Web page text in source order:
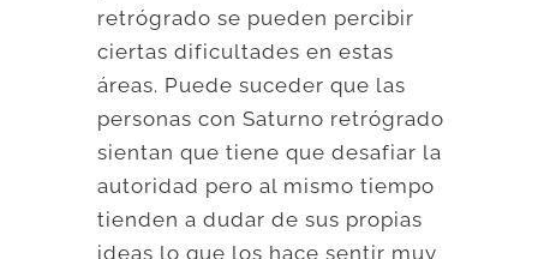
retrógrado se pueden percibir
ciertas dificultades en estas
áreas. Puede suceder que las
personas con Saturno retrógrado
sientan que tiene que desafiar la
autoridad pero al mismo tiempo
tienden a dudar de sus propias
ideas lo que los hace sentir muy